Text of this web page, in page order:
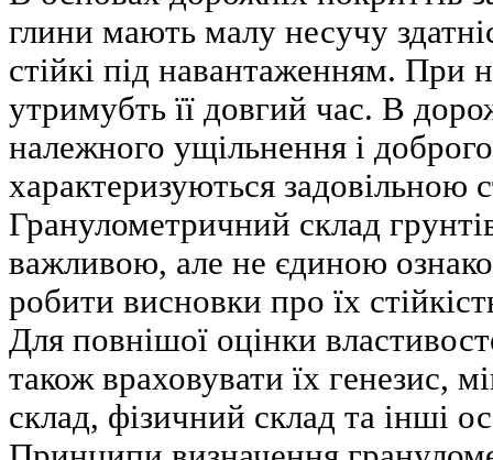
глини мають малу несучу
стійкі під навантаженням. При
утримубть її довгий час. В
належного ущільнення і
характеризуються задовільною
Гранулометричний склад
важливою, але не єдиною
робити висновки про їх
Для повнішої оцінки
також враховувати їх генезис,
склад, фізичний склад та інші